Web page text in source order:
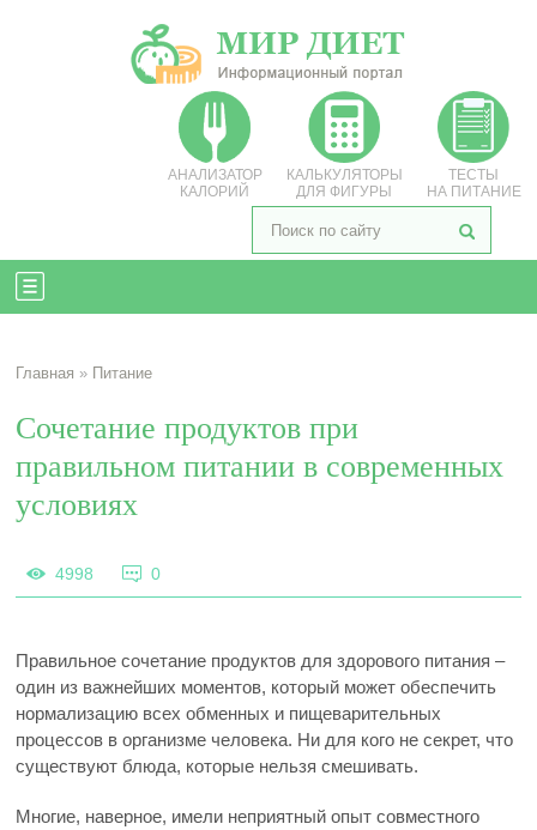
АНАЛИЗАТОР
КАЛОРИЙ
КАЛЬКУЛЯТОРЫ
ДЛЯ ФИГУРЫ
ТЕСТЫ
НА ПИТАНИЕ
Главная » Питание
Сочетание продуктов при
правильном питании в современных
условиях
4998 0
Правильное сочетание продуктов для здорового питания –
один из важнейших моментов, который может обеспечить
нормализацию всех обменных и пищеварительных
процессов в организме человека. Ни для кого не секрет, что
существуют блюда, которые нельзя смешивать.
Многие, наверное, имели неприятный опыт совместного